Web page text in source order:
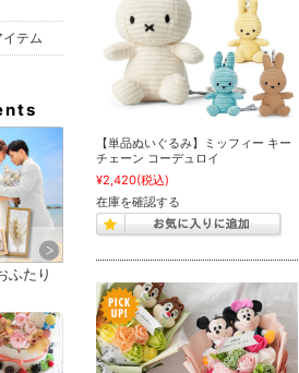
【単品ぬいぐるみ】ミッフィー キー
チェーン コーデュロイ
¥2,420(税込)
在庫を確認する
テム
ふたり